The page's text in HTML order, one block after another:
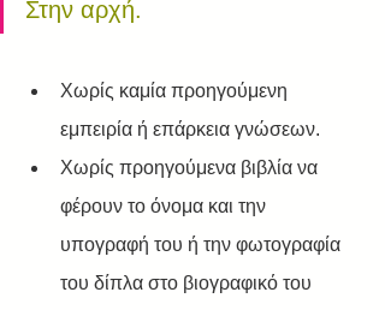
Στην αρχή.
Χωρίς καμία προηγούμενη
εμπειρία ή επάρκεια γνώσεων.
Χωρίς προηγούμενα βιβλία να
φέρουν το όνομα και την
υπογραφή του ή την φωτογραφία
του δίπλα στο βιογραφικό του